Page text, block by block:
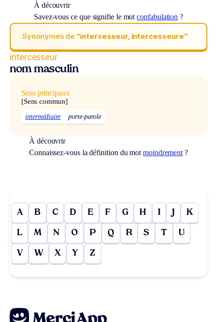
À découvrir
Savez-vous ce que signifie le motconfabulation ?
Synonymes de “intercesseur, intercesseure“
intercesseur
nom masculin
Sens principaux
[Sens commun]
intermédiaire porte-parole
À découvrir
Connaissez-vous la définition du motmoindrement ?
A B C D E F G H I J K
L M N O P Q R S T U
V W X Y Z